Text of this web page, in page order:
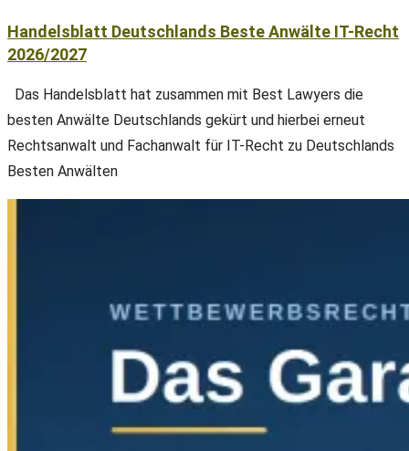
Handelsblatt Deutschlands Beste Anwälte IT-Recht
2026/2027
Das Handelsblatt hat zusammen mit Best Lawyers die
besten Anwälte Deutschlands gekürt und hierbei erneut
Rechtsanwalt und Fachanwalt für IT-Recht zu Deutschlands
Besten Anwälten